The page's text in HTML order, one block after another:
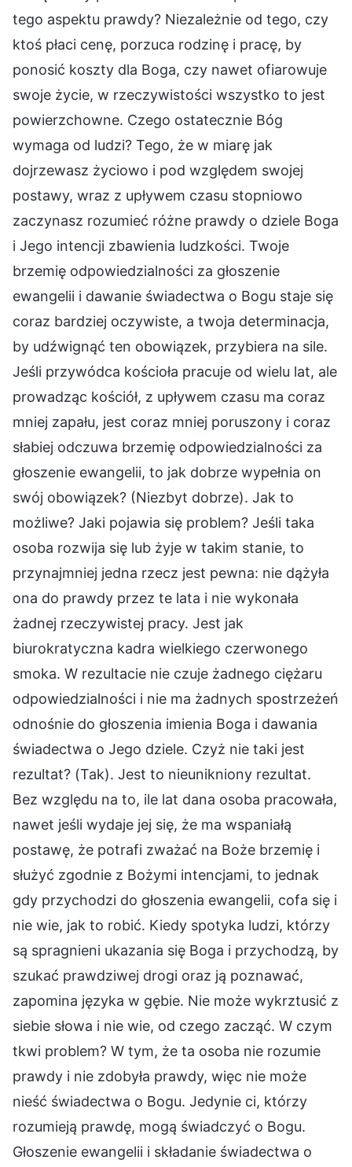
tego aspektu prawdy? Niezależnie od tego, czy
ktoś płaci cenę, porzuca rodzinę i pracę, by
ponosić koszty dla Boga, czy nawet ofiarowuje
swoje życie, w rzeczywistości wszystko to jest
powierzchowne. Czego ostatecznie Bóg
wymaga od ludzi? Tego, że w miarę jak
dojrzewasz życiowo i pod względem swojej
postawy, wraz z upływem czasu stopniowo
zaczynasz rozumieć różne prawdy o dziele Boga
i Jego intencji zbawienia ludzkości. Twoje
brzemię odpowiedzialności za głoszenie
ewangelii i dawanie świadectwa o Bogu staje się
coraz bardziej oczywiste, a twoja determinacja,
by udźwignąć ten obowiązek, przybiera na sile.
Jeśli przywódca kościoła pracuje od wielu lat, ale
prowadząc kościół, z upływem czasu ma coraz
mniej zapału, jest coraz mniej poruszony i coraz
słabiej odczuwa brzemię odpowiedzialności za
głoszenie ewangelii, to jak dobrze wypełnia on
swój obowiązek? (Niezbyt dobrze). Jak to
możliwe? Jaki pojawia się problem? Jeśli taka
osoba rozwija się lub żyje w takim stanie, to
przynajmniej jedna rzecz jest pewna: nie dążyła
ona do prawdy przez te lata i nie wykonała
żadnej rzeczywistej pracy. Jest jak
biurokratyczna kadra wielkiego czerwonego
smoka. W rezultacie nie czuje żadnego ciężaru
odpowiedzialności i nie ma żadnych spostrzeżeń
odnośnie do głoszenia imienia Boga i dawania
świadectwa o Jego dziele. Czyż nie taki jest
rezultat? (Tak). Jest to nieunikniony rezultat.
Bez względu na to, ile lat dana osoba pracowała,
nawet jeśli wydaje jej się, że ma wspaniałą
postawę, że potrafi zważać na Boże brzemię i
służyć zgodnie z Bożymi intencjami, to jednak
gdy przychodzi do głoszenia ewangelii, cofa się i
nie wie, jak to robić. Kiedy spotyka ludzi, którzy
są spragnieni ukazania się Boga i przychodzą, by
szukać prawdziwej drogi oraz ją poznawać,
zapomina języka w gębie. Nie może wykrztusić z
siebie słowa i nie wie, od czego zacząć. W czym
tkwi problem? W tym, że ta osoba nie rozumie
prawdy i nie zdobyła prawdy, więc nie może
nieść świadectwa o Bogu. Jedynie ci, którzy
rozumieją prawdę, mogą świadczyć o Bogu.
Głoszenie ewangelii i składanie świadectwa o